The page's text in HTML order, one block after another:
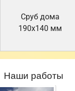
Cруб дома
190х140 мм
Наши работы